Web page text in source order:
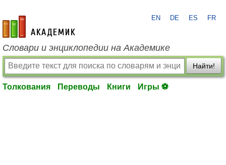
academic.ru
EN DE ES FR
Словари и энциклопедии на Академике
Найти!
Толкования Переводы Книги Игры ⚽